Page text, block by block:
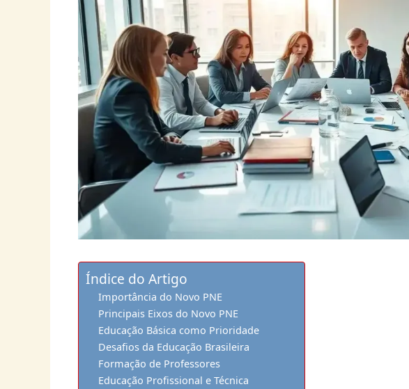
Índice do Artigo
Importância do Novo PNE
Principais Eixos do Novo PNE
Educação Básica como Prioridade
Desafios da Educação Brasileira
Formação de Professores
Educação Profissional e Técnica